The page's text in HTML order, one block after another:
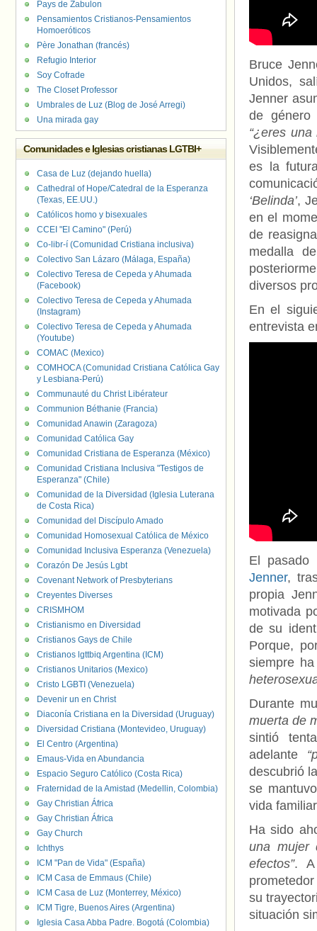
Bruce
Unidos,
Jenner
de género
“¿eres una
es la
‘Belinda’,
en el
de
medalla
diversos
En el
entrevista
El pasado
Jenner,
propia
motivada
de su
Porque,
siempre
Durante
muerta de
sintió
adelante
descubrió
se
vida
Ha sido
una mujer
efectos”. A
su
situación
Pays de Zabulon
Pensamientos Cristianos-Pensamientos
Homoeróticos
Père Jonathan (francés)
Refugio Interior
Soy Cofrade
The Closet Professor
Umbrales de Luz (Blog de José Arregi)
Una mirada gay
Comunidades e Iglesias cristianas LGTBI+
Casa de Luz (dejando huella)
Cathedral of Hope/Catedral de la Esperanza
(Texas, EE.UU.)
Católicos homo y bisexuales
CCEI "El Camino" (Perú)
Co-libr-í (Comunidad Cristiana inclusiva)
Colectivo San Lázaro (Málaga, España)
Colectivo Teresa de Cepeda y Ahumada
(Facebook)
Colectivo Teresa de Cepeda y Ahumada
(Instagram)
Colectivo Teresa de Cepeda y Ahumada
(Youtube)
COMAC (Mexico)
COMHOCA (Comunidad Cristiana Católica Gay
y Lesbiana-Perú)
Communauté du Christ Libérateur
Communion Béthanie (Francia)
Comunidad Anawin (Zaragoza)
Comunidad Católica Gay
Comunidad Cristiana de Esperanza (México)
Comunidad Cristiana Inclusiva "Testigos de
Esperanza" (Chile)
Comunidad de la Diversidad (Iglesia Luterana
de Costa Rica)
Comunidad del Discípulo Amado
Comunidad Homosexual Católica de México
Comunidad Inclusiva Esperanza (Venezuela)
Corazón De Jesús Lgbt
Covenant Network of Presbyterians
Creyentes Diverses
CRISMHOM
Cristianismo en Diversidad
Cristianos Gays de Chile
Cristianos lgttbiq Argentina (ICM)
Cristianos Unitarios (Mexico)
Cristo LGBTI (Venezuela)
Devenir un en Christ
Diaconía Cristiana en la Diversidad (Uruguay)
Diversidad Cristiana (Montevideo, Uruguay)
El Centro (Argentina)
Emaus-Vida en Abundancia
Espacio Seguro Católico (Costa Rica)
Fraternidad de la Amistad (Medellin, Colombia)
Gay Christian África
Gay Christian África
Gay Church
Ichthys
ICM "Pan de Vida" (España)
ICM Casa de Emmaus (Chile)
ICM Casa de Luz (Monterrey, México)
ICM Tigre, Buenos Aires (Argentina)
Iglesia Casa Abba Padre. Bogotá (Colombia)